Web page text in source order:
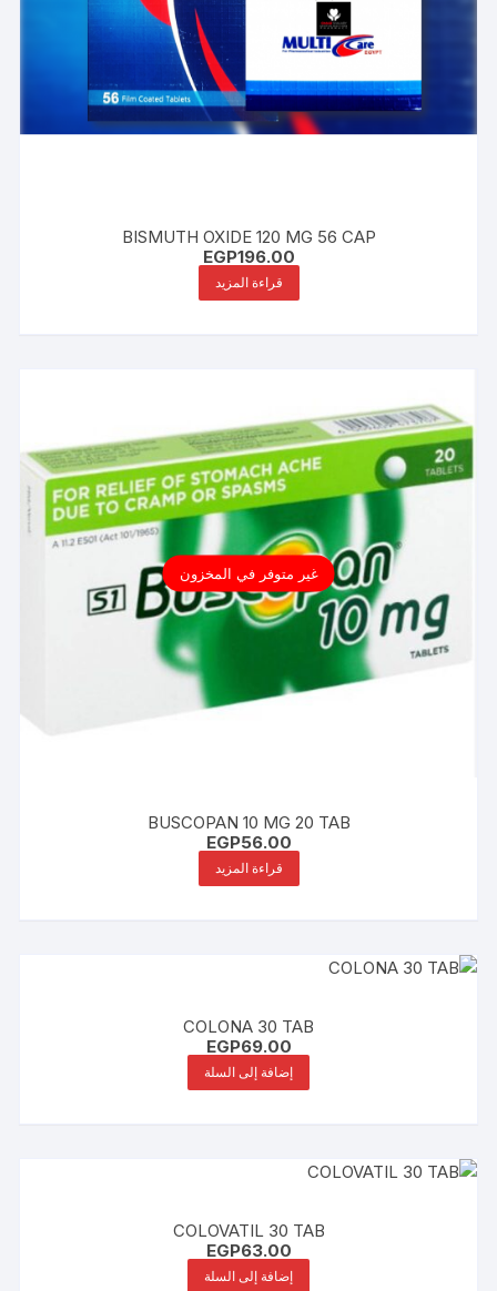
BISMUTH OXIDE 120 MG 56 CAP
EGP196.00
قراءة المزيد
غير متوفر في المخزون
BUSCOPAN 10 MG 20 TAB
EGP56.00
قراءة المزيد
COLONA 30 TAB
EGP69.00
إضافة إلى السلة
COLOVATIL 30 TAB
EGP63.00
إضافة إلى السلة